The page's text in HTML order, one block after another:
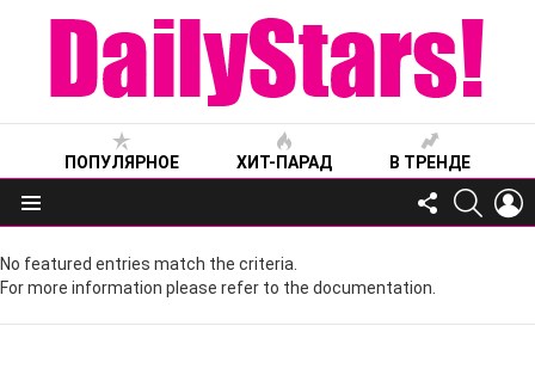
ПОПУЛЯРНОЕ ХИТ-ПАРАД В ТРЕНДЕ
Меню
FOLLOW
US
No featured entries match the criteria.
For more information please refer to the documentation.